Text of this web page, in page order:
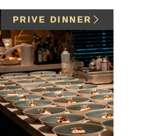
PRIVE DINNER